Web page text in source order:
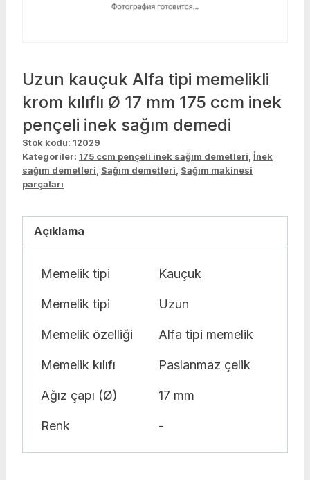
Uzun kauçuk Alfa tipi memelikli
krom kılıflı Ø 17 mm 175 ccm inek
pençeli inek sağım demedi
Stok kodu: 12029
Kategoriler: 175 ccm pençeli inek sağım demetleri, İnek
sağım demetleri, Sağım demetleri, Sağım makinesi
parçaları
Açıklama
Memelik tipi Kauçuk
Memelik tipi Uzun
Memelik özelliği Alfa tipi memelik
Memelik kılıfı Paslanmaz çelik
Ağız çapı (Ø) 17 mm
Renk -